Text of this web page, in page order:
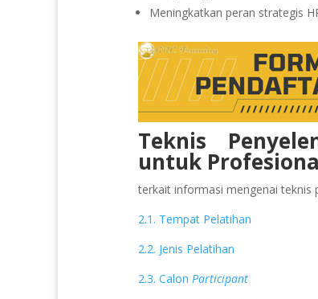
Meningkatkan peran strategis
Teknis
untuk
terkait informasi mengenai teknis
2.1. Tempat Pelatihan
2.2. Jenis Pelatihan
2.3. Calon Participant